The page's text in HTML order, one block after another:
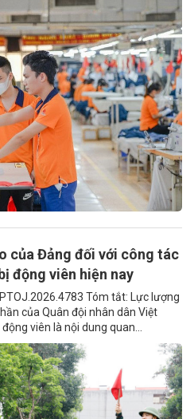
của Đảng đối với công tác
động viên hiện nay
Tóm tắt: Lực lượng
của Quân đội nhân dân Việt
viên là nội dung quan...